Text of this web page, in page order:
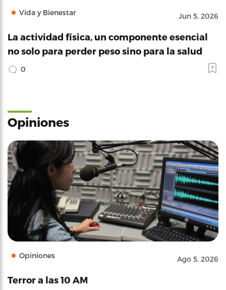
Vida y Bienestar Jun 5, 2026
La actividad física, un componente esencial
no solo para perder peso sino para la salud
0
Opiniones
Opiniones Ago 5, 2026
Terror a las 10 AM